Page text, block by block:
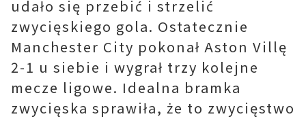
udało się przebić i strzelić
zwycięskiego gola. Ostatecznie
Manchester City pokonał Aston Villę
2-1 u siebie i wygrał trzy kolejne
mecze ligowe. Idealna bramka
zwycięska sprawiła, że ​​to zwycięstwo